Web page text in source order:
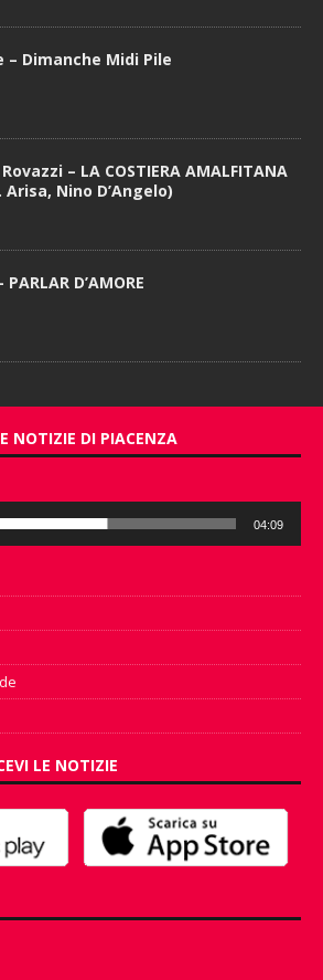
– Dimanche Midi Pile
– LA COSTIERA AMALFITANA
Nino D’Angelo)
D’AMORE
NOTIZIE DI PIACENZA
04:09
LE NOTIZIE